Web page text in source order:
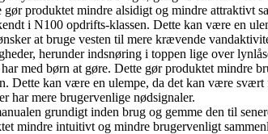
produktet mindre alsidigt og mindre attraktivt
i N100 opdrifts-klassen. Dette kan være en
at bruge vesten til mere krævende
herunder indsnøring i toppen lige over
med børn at gøre. Dette gør produktet mindre
Dette kan være en ulempe, da det kan være
har mere brugervenlige nødsignaler.
grundigt inden brug og gemme den til
mindre intuitivt og mindre brugervenligt